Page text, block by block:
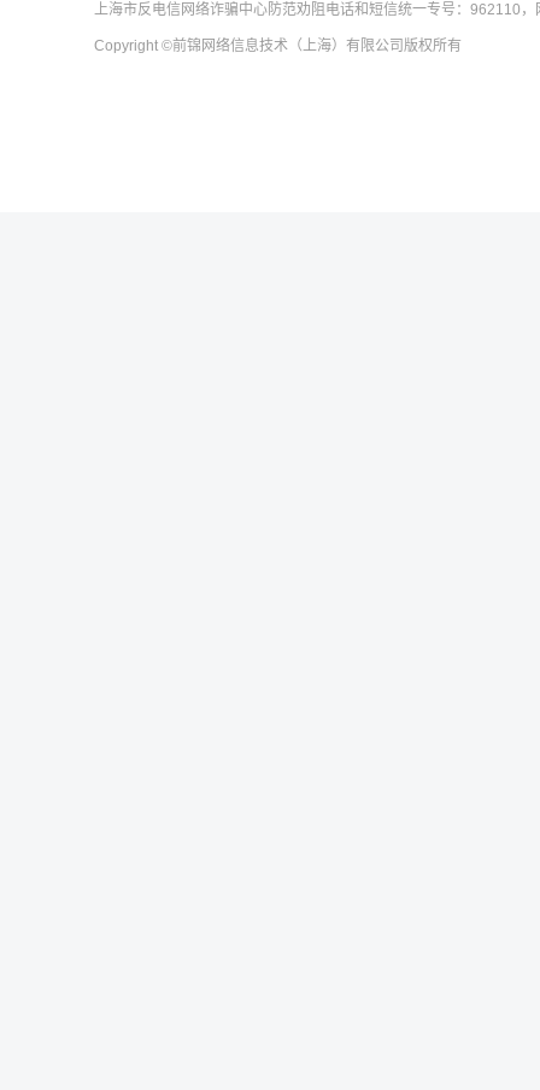
上海市反电信网络诈骗中心防范劝阻电话和短信统一专号：962110
Copyright ©前锦网络信息技术（上海）有限公司 版权所有